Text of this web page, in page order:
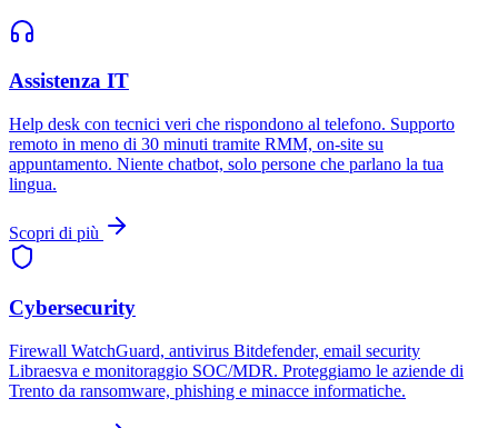
Assistenza IT
Help desk con tecnici veri che rispondono al telefono. Supporto
remoto in meno di 30 minuti tramite RMM, on-site su
appuntamento. Niente chatbot, solo persone che parlano la tua
lingua.
Scopri di più
Cybersecurity
Firewall WatchGuard, antivirus Bitdefender, email security
Libraesva e monitoraggio SOC/MDR. Proteggiamo le aziende di
Trento da ransomware, phishing e minacce informatiche.